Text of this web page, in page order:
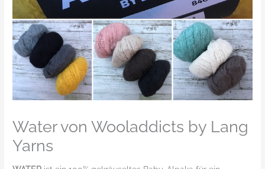
Water von Wooladdicts by Lang
Yarns